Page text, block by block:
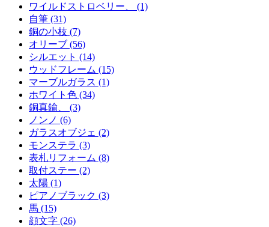
ワイルドストロベリー、 (1)
自筆 (31)
銅の小枝 (7)
オリーブ (56)
シルエット (14)
ウッドフレーム (15)
マーブルガラス (1)
ホワイト色 (34)
銅真鍮、 (3)
ノンノ (6)
ガラスオブジェ (2)
モンステラ (3)
表札リフォーム (8)
取付ステー (2)
太陽 (1)
ピアノブラック (3)
馬 (15)
顔文字 (26)